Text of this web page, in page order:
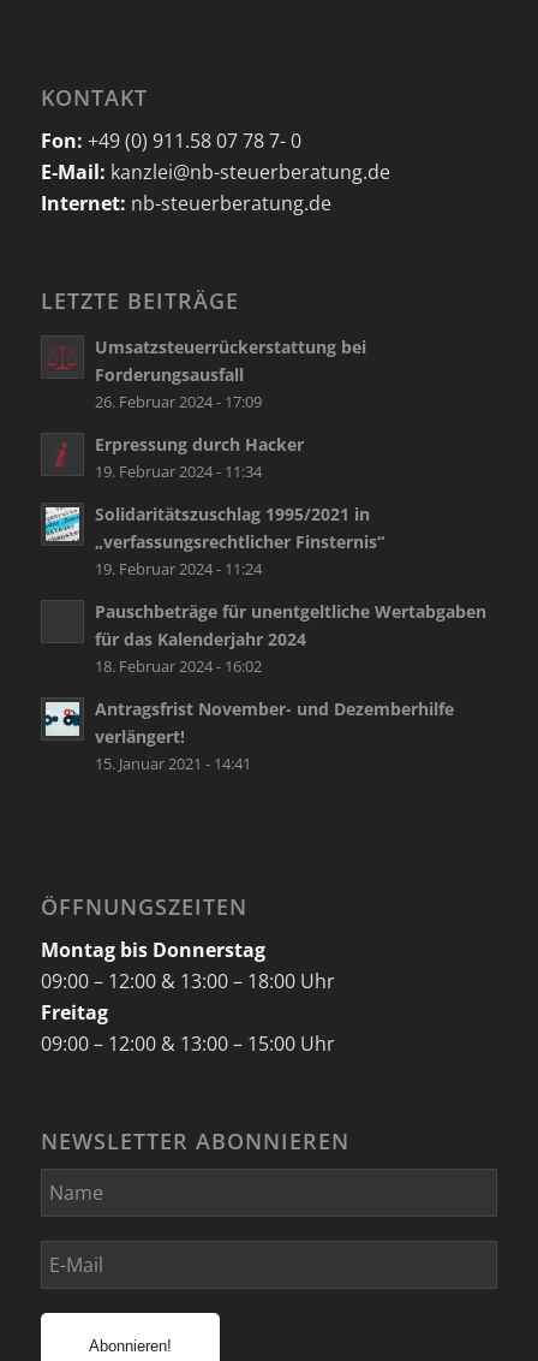
KONTAKT
Fon: +49 (0) 911.58 07 78 7- 0
E-Mail: kanzlei@nb-steuerberatung.de
Internet: nb-steuerberatung.de
LETZTE BEITRÄGE
Umsatzsteuerrückerstattung bei
Forderungsausfall
26. Februar 2024 - 17:09
Erpressung durch Hacker
19. Februar 2024 - 11:34
Solidaritätszuschlag 1995/2021 in
„verfassungsrechtlicher Finsternis“
19. Februar 2024 - 11:24
Pauschbeträge für unentgeltliche Wertabgaben
für das Kalenderjahr 2024
18. Februar 2024 - 16:02
Antragsfrist November- und Dezemberhilfe
verlängert!
15. Januar 2021 - 14:41
ÖFFNUNGSZEITEN
Montag bis Donnerstag
09:00 – 12:00 & 13:00 – 18:00 Uhr
Freitag
09:00 – 12:00 & 13:00 – 15:00 Uhr
NEWSLETTER ABONNIEREN